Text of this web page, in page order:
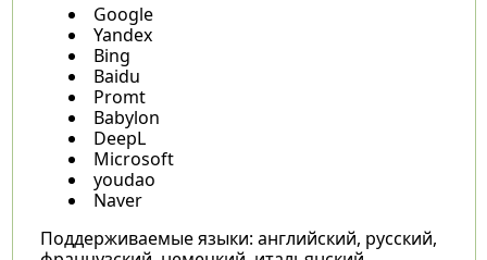
Google
Yandex
Bing
Baidu
Promt
Babylon
DeepL
Microsoft
youdao
Naver
Поддерживаемые языки: английский, русский,